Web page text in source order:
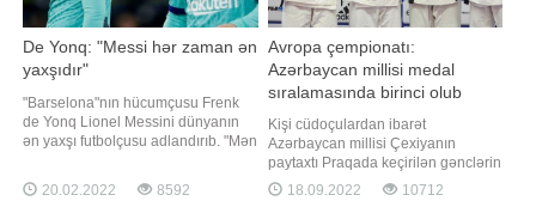
De Yonq: "Messi hər zaman ən
yaxşıdır"
"Barselona"nın hücumçusu Frenk
de Yonq Lionel Messini dünyanın
ən yaxşı futbolçusu adlandırıb. "Mən
aspektləri üzrə dünyanın ən yaxşı
futbolçusu hesab edirəm. Məşq
20.02.2022 8592
Avropa çempionatı:
Azərbaycan millisi medal
sıralamasında birinci olub
Kişi cüdoçulardan ibarət
Azərbaycan millisi Çexiyanın
paytaxtı Praqada keçirilən gənclərin
Avropa çempionatında medal
sıralamasında birinci olub.
18.09.2022 10712